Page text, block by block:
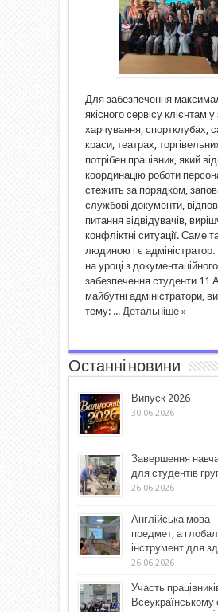
Для забезпечення
якісного сервісу клієнтам
харчування, спортклубах,
краси, театрах,
потрібен працівник, який
координацію роботи
стежить за порядком,
службові документи,
питання відвідувачів,
конфліктні ситуації. Саме
людиною і є адміністратор.
на уроці з документаційного
забезпечення студенти 11
майбутні адміністратори,
тему: ... Детальніше »
Останні новини
Випуск 2026
30.06.2026
Завершення
для студентів
26.06.2026
Англійська мова
предмет, а
інструмент для
26.06.2026
Участь
Всеукраїнському